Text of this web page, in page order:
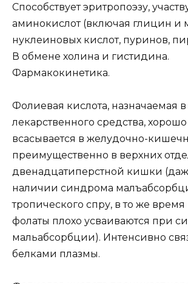
Способствует эритропоэзу,
аминокислот (включая глицин и
нуклеиновых кислот, пуринов,
В обмене холина и гистидина.
Фармакокинетика.
Фолиевая кислота, назначаемая
лекарственного средства,
всасывается в желудочно-
преимущественно в верхних
двенадцатиперстной кишки
наличии синдрома
тропического спру, в то же
фолаты плохо усваиваются при
мальабсорбции). Интенсивно
белками плазмы.